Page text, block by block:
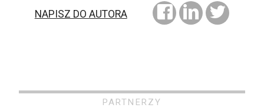
NAPISZ DO AUTORA
PARTNERZY